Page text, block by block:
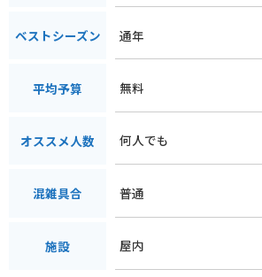
ベストシーズン 通年
平均予算 無料
オススメ人数 何人でも
混雑具合 普通
施設 屋内